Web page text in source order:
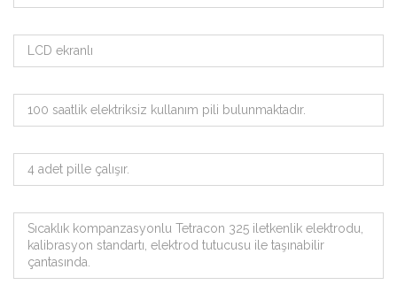
LCD ekranlı
100 saatlik elektriksiz kullanım pili bulunmaktadır.
4 adet pille çalışır.
Sıcaklık kompanzasyonlu Tetracon 325 iletkenlik elektrodu,
kalibrasyon standartı, elektrod tutucusu ile taşınabilir
çantasında.